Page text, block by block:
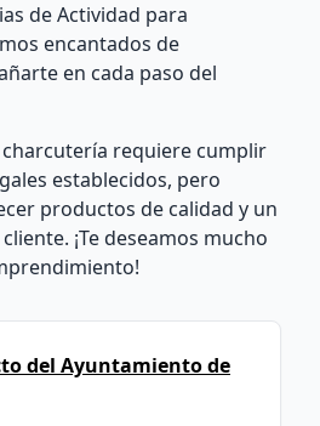
de Actividad para
encantados de
en cada paso del
requiere cumplir
establecidos, pero
productos de calidad y un
¡Te deseamos mucho
del Ayuntamiento de